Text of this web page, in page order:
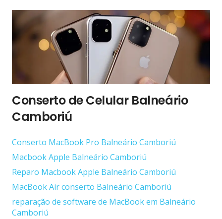
Conserto de Celular Balneário
Camboriú
Conserto ‎MacBook Pro Balneário Camboriú
Macbook Apple Balneário Camboriú
Reparo Macbook Apple Balneário Camboriú
MacBook Air conserto Balneário Camboriú
reparação de software de MacBook em Balneário
Camboriú